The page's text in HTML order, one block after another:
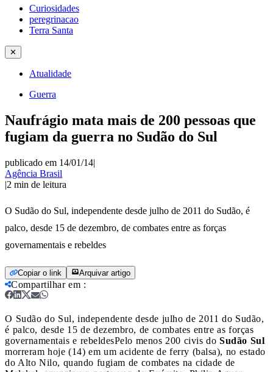
Curiosidades
peregrinacao
Terra Santa
✕
Atualidade
Guerra
Naufrágio mata mais de 200 pessoas que
fugiam da guerra no Sudão do Sul
publicado em 14/01/14|
Agência Brasil
|2 min de leitura
O Sudão do Sul, independente desde julho de 2011 do Sudão, é
palco, desde 15 de dezembro, de combates entre as forças
governamentais e rebeldes
Copiar o link Arquivar artigo
Compartilhar em :
O Sudão do Sul, independente desde julho de 2011 do Sudão,
é palco, desde 15 de dezembro, de combates entre as forças
governamentais e rebeldesPelo menos 200 civis do Sudão Sul
morreram hoje (14) em um acidente de ferry (balsa), no estado
do Alto Nilo, quando fugiam de combates na cidade de